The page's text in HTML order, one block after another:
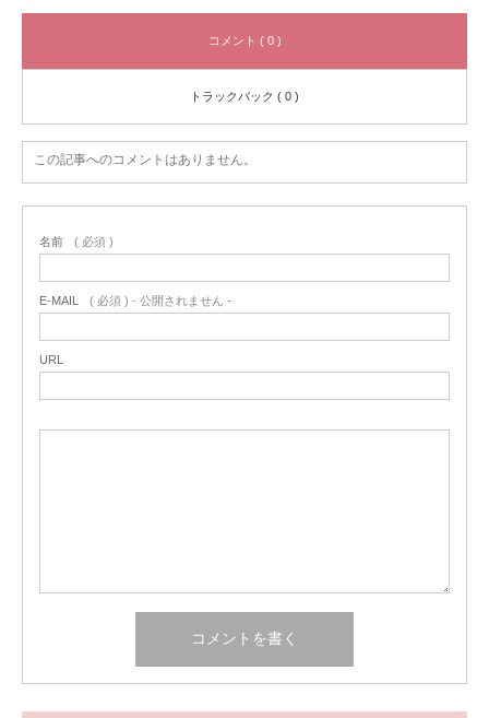
コメント ( 0 )
トラックバック ( 0 )
この記事へのコメントはありません。
名前 ( 必須 )
E-MAIL ( 必須 ) - 公開されません -
URL